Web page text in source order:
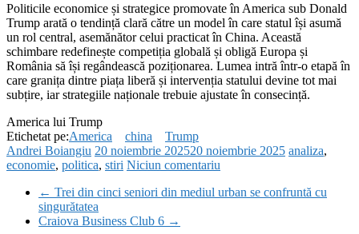
Politicile economice și strategice promovate în America sub Donald
Trump arată o tendință clară către un model în care statul își asumă
un rol central, asemănător celui practicat în China. Această
schimbare redefinește competiția globală și obligă Europa și
România să își regândească poziționarea. Lumea intră într-o etapă în
care granița dintre piața liberă și intervenția statului devine tot mai
subțire, iar strategiile naționale trebuie ajustate în consecință.
America lui Trump
Etichetat pe:America china
Trump
Andrei Boiangiu 20 noiembrie 202520 noiembrie 2025 analiza,
economie, politica, stiri Niciun comentariu
← Trei din cinci seniori din mediul urban se confruntă cu
singurătatea
Craiova Business Club 6 →